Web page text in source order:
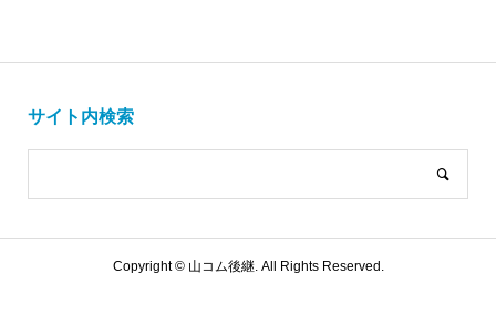
サイト内検索
Copyright ©山コム後継. All Rights Reserved.